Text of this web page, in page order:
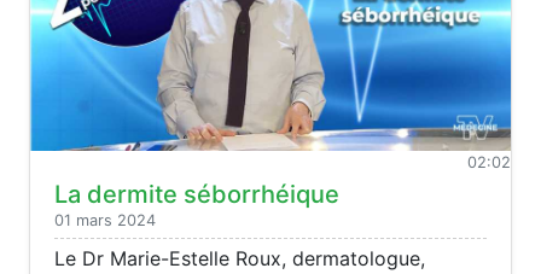
02:02
La dermite séborrhéique
01 mars 2024
Le Dr Marie-Estelle Roux, dermatologue,